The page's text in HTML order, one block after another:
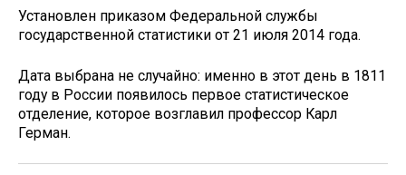
Установлен приказом Федеральной службы
государственной статистики от 21 июля 2014 года.
Дата выбрана не случайно: именно в этот день в 1811
году в России появилось первое статистическое
отделение, которое возглавил профессор Карл
Герман.